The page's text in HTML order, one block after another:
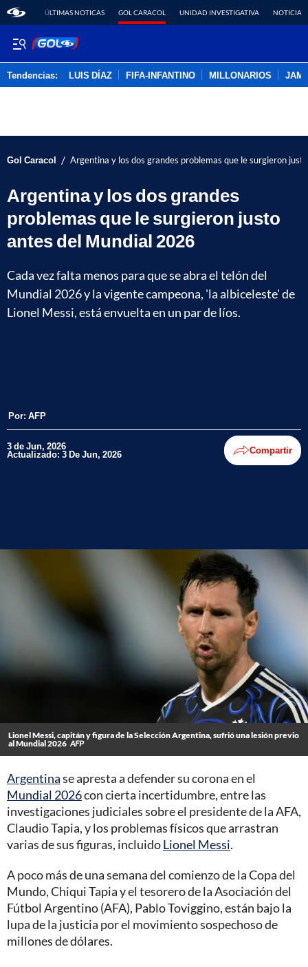
ÚLTIMAS NOTICAS GOL CARACOL UNIDAD INVESTIGATIVA NOTICIAS
Tendencias: LUIS DÍAZ FIFA-INFANTINO MILLONARIOS
Gol Caracol / Argentina y los dos grandes problemas que le surgieron
Argentina y los dos grandes
problemas que le surgieron justo
antes del Mundial 2026
Cada vez falta menos para que se abra el telón del
Mundial 2026 y la vigente campeona, 'la albiceleste' de
Lionel Messi, está envuelta en un par de líos.
Por: AFP
3 de Jun, 2026
Actualizado: 3 De Jun, 2026 Compartir
Lionel Messi, capitán y figura de la Selección Argentina, sufrió una lesión previo
al Mundial 2026 AFP
Argentinase apresta a defender su corona en el
Mundial 2026con cierta incertidumbre, entre las
investigaciones judiciales sobre el presidente de la AFA,
Claudio Tapia, y los problemas físicos que arrastran
varias de sus figuras, incluidoLionel Messi.
A poco más de una semana del comienzo de la Copa del
Mundo, Chiqui Tapia y el tesorero de la Asociación del
Fútbol Argentino (AFA), Pablo Toviggino, están bajo la
lupa de la justicia por el movimiento sospechoso de
millones de dólares.